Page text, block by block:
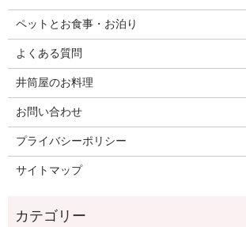
ペットとお食事・お泊り
よくある質問
井筒屋のお料理
お問い合わせ
プライバシーポリシー
サイトマップ